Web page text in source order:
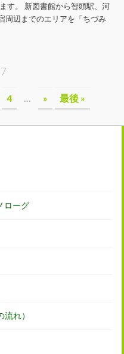
す。 新図書館から智頭駅、河
周辺までのエリアを「ちづみ
4 » 最後 »
ローグ
れ）